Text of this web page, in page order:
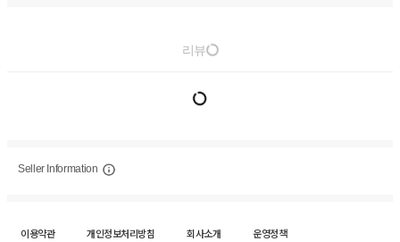
리뷰
Seller Information
이용약관 개인정보처리방침 회사소개
운영정책